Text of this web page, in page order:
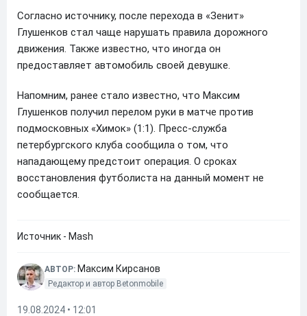
Согласно источнику, после перехода в «Зенит»
Глушенков стал чаще нарушать правила дорожного
движения. Также известно, что иногда он
предоставляет автомобиль своей девушке.
Напомним, ранее стало известно, что Максим
Глушенков получил перелом руки в матче против
подмосковных «Химок» (1:1). Пресс-служба
петербургского клуба сообщила о том, что
нападающему предстоит операция. О сроках
восстановления футболиста на данный момент не
сообщается.
Источник - Mash
АВТОР: Максим Кирсанов
Редактор и автор Betonmobile
19.08.2024 • 12:01